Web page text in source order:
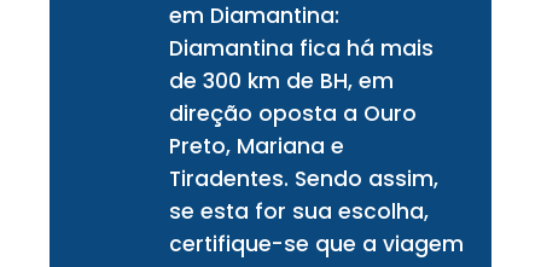
em Diamantina:
Diamantina fica há mais
de 300 km de BH, em
direção oposta a Ouro
Preto, Mariana e
Tiradentes. Sendo assim,
se esta for sua escolha,
certifique-se que a viagem